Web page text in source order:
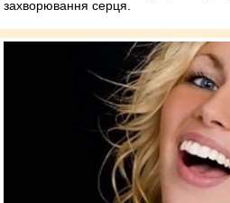
захворювання серця.